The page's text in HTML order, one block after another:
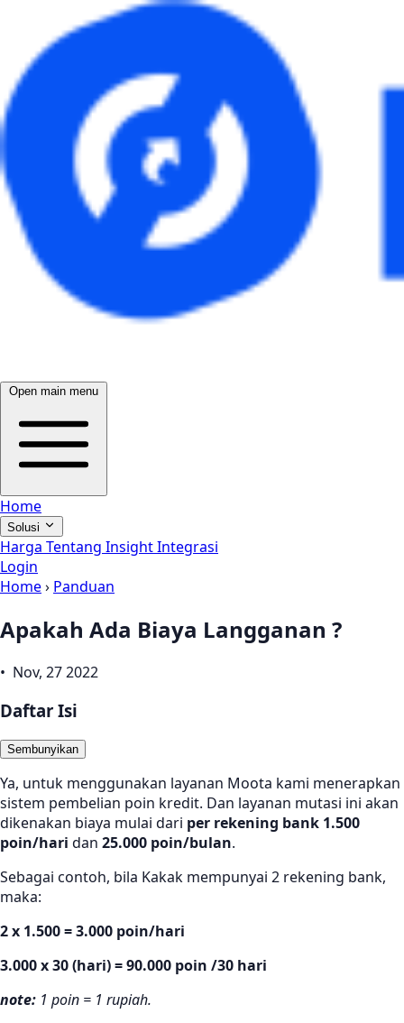
Open main menu
Home
Solusi
Harga Tentang InsightIntegrasi
Login
Home› Panduan
Apakah Ada Biaya Langganan ?
• Nov, 27 2022
Daftar Isi
Sembunyikan
Ya, untuk menggunakan layanan Moota kami menerapkan
sistem pembelian poin kredit. Dan layanan mutasi ini akan
dikenakan biaya mulai dari per rekening bank 1.500
poin/hari dan 25.000 poin/bulan.
Sebagai contoh, bila Kakak mempunyai 2 rekening bank,
maka:
2 x 1.500 = 3.000 poin/hari
3.000 x 30 (hari) = 90.000 poin /30 hari
note: 1 poin = 1 rupiah.